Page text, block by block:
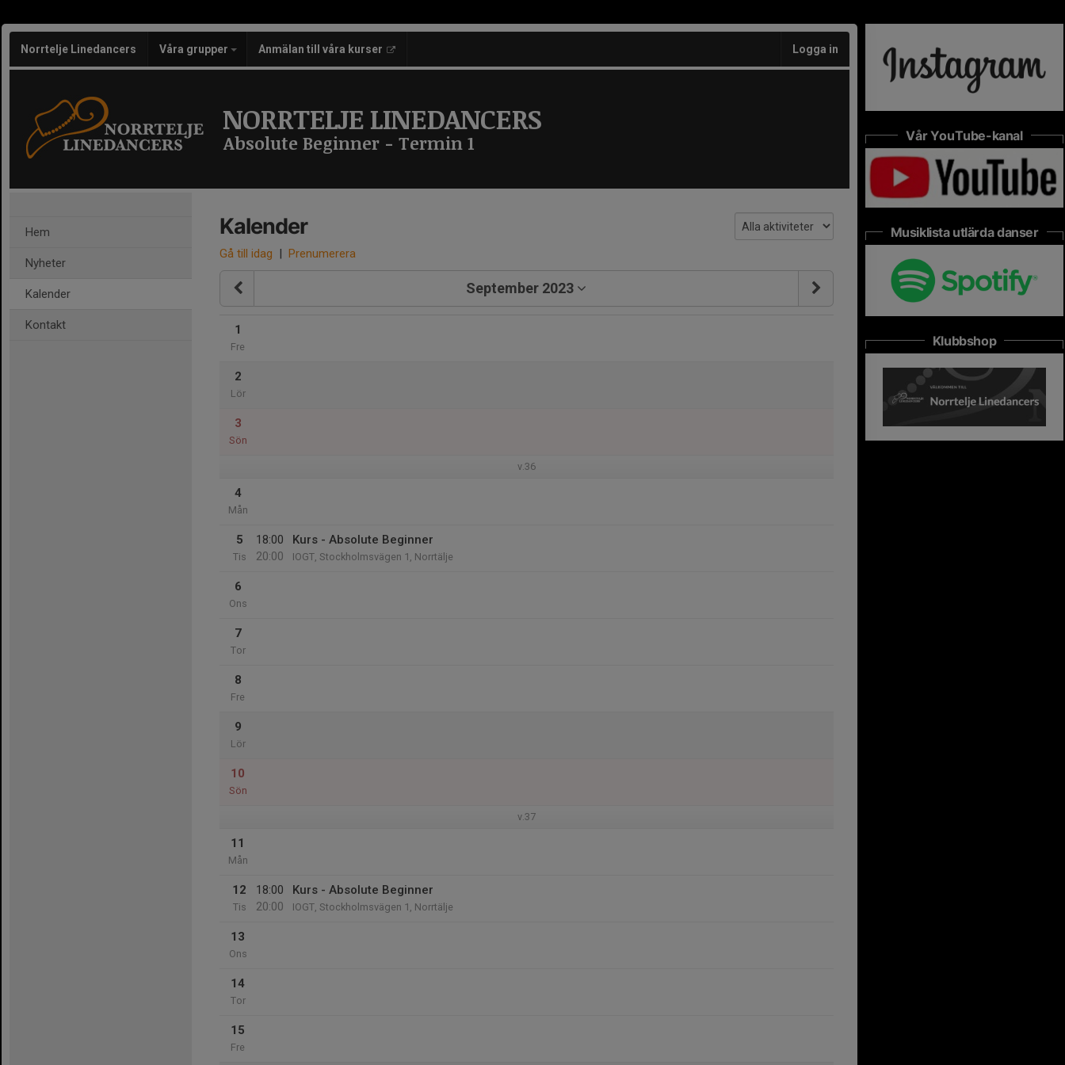
Norrtelje Linedancers Våra grupper Anmälan till våra kurser Logga in
NORRTELJE LINEDANCERS
Absolute Beginner - Termin 1
Hem
Nyheter
Kalender
Kontakt
Kalender
Gå till idag | Prenumerera
September 2023
1
Fre
2
Lör
3
Sön
v.36
4
Mån
5
Tis
18:00
20:00
Kurs - Absolute Beginner
IOGT, Stockholmsvägen 1, Norrtälje
6
Ons
7
Tor
8
Fre
9
Lör
10
Sön
v.37
11
Mån
12
Tis
18:00
20:00
Kurs - Absolute Beginner
IOGT, Stockholmsvägen 1, Norrtälje
13
Ons
14
Tor
15
Fre
Vår YouTube-kanal
Musiklista utlärda danser
Klubbshop